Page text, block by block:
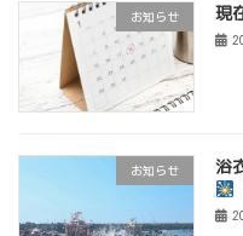
お知らせ 現
お知らせ 浴